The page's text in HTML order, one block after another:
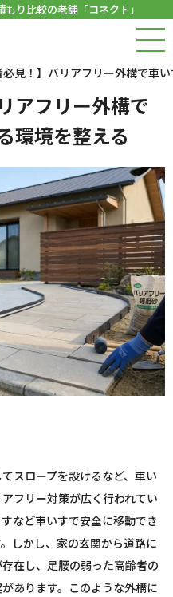
り比較の老舗「コネクト」
必見！】バリアフリー外構で車
アフリー外構で
環境を整える
スロープを設けるなど、車い
フリー対策が広く行われてい
など車いすで安全に移動でき
しかし、家の玄関から道路に
在し、足腰の弱った高齢者の
あります。このような外構に